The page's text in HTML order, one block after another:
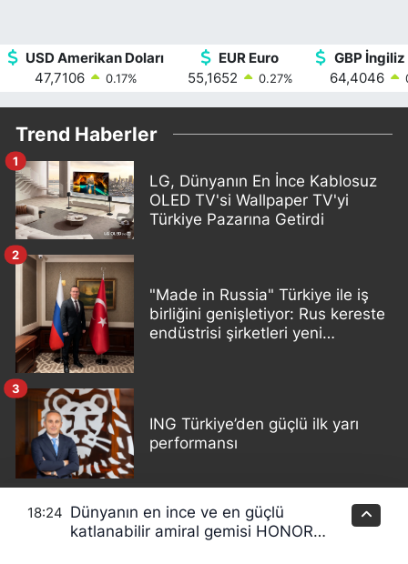
USD Amerikan Doları
47,7106
0.17%
EUR Euro
55,1652
0.27%
GBP
64,4046
Trend Haberler
LG, Dünyanın En İnce Kablosuz
OLED TV'si Wallpaper TV'yi
Türkiye Pazarına Getirdi
1
"Made in Russia" Türkiye ile iş
birliğini genişletiyor: Rus kereste
endüstrisi şirketleri yeni
2
ING Türkiye’den güçlü ilk yarı
performansı
3
TÜGVA Yaz Okulları Finalinde 70
Bin Genç RAMS Park’ta Buluştu
18:24 Dünyanın en ince ve en güçlü
katlanabilir amiral gemisi HONOR